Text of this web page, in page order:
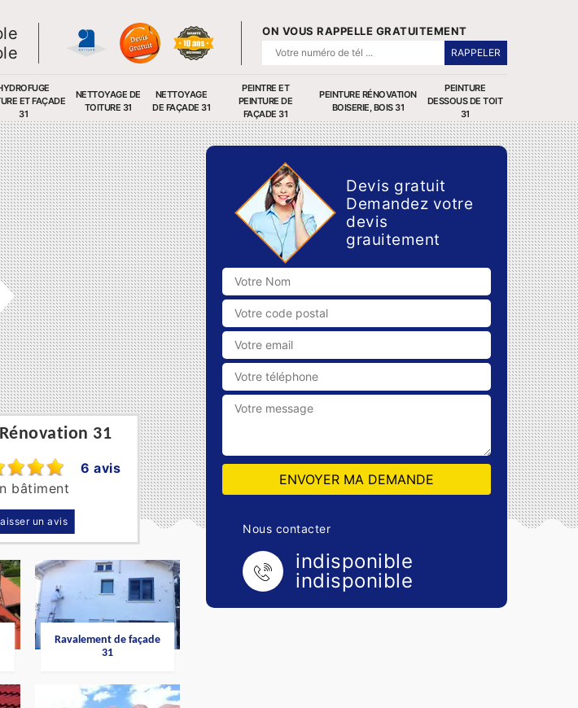
ON VOUS RAPPELLE GRATUITEMENT
ET FAÇADE
31
NETTOYAGE DE
TOITURE 31
NETTOYAGE
DE FAÇADE 31
PEINTRE ET
PEINTURE DE
FAÇADE 31
PEINTURE RÉNOVATION
BOISERIE, BOIS 31
PEINTURE
DESSOUS DE TOIT
31
31
6 avis
bâtiment
un avis
Ravalement de façade
31
Devis gratuit
Demandez votre
devis
grauitement
Nous contacter
indisponible
indisponible